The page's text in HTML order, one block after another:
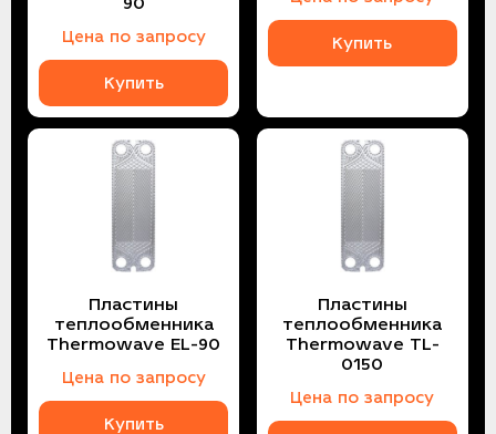
Цена по запросу
Купить
Купить
Пластины
теплообменника
Thermowave EL-90
Цена по запросу
Купить
Пластины
теплообменника
Thermowave TL-
0150
Цена по запросу